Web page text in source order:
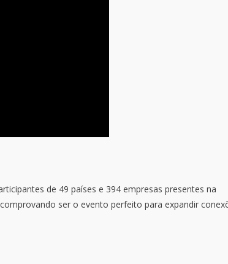
de 49 países e 394 empresas presentes na
ser o evento perfeito para expandir